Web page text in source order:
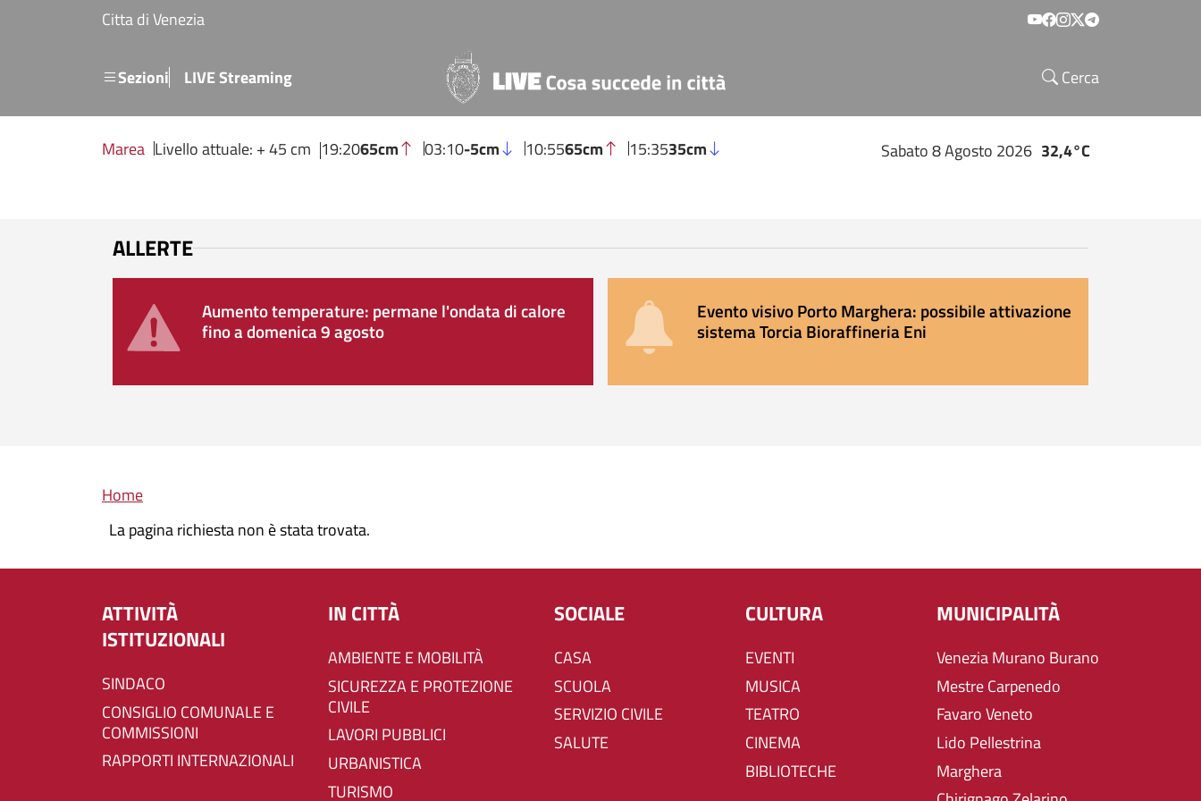
Salta al contenuto principale
Citta di Venezia Social menu
SezioniMenu secondario
LIVE Streaming Cerca
Marea Livello attuale: + 45 cm 19:2065cm 03:10-5cm 10:5565cm 15:3535cm Sabato 8 Agosto 2026 32,4°C
ALLERTE
Aumento temperature: permane l'ondata di calore
fino a domenica 9 agosto
Evento visivo Porto Marghera: possibile attivazione
sistema Torcia Bioraffineria Eni
Briciole di pane
Home
La pagina richiesta non è stata trovata.
ATTIVITÀ
ISTITUZIONALI
SINDACO
CONSIGLIO COMUNALE E
COMMISSIONI
RAPPORTI INTERNAZIONALI
IN CITTÀ
AMBIENTE E MOBILITÀ
SICUREZZA E PROTEZIONE
CIVILE
LAVORI PUBBLICI
URBANISTICA
TURISMO
SOCIALE
CASA
SCUOLA
SERVIZIO CIVILE
SALUTE
CULTURA
EVENTI
MUSICA
TEATRO
CINEMA
BIBLIOTECHE
MUNICIPALITÀ
Venezia Murano Burano
Mestre Carpenedo
Favaro Veneto
Lido Pellestrina
Marghera